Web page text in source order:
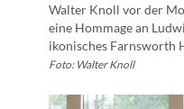
Walter Knoll vor der
eine Hommage an
ikonisches Farnsworth
Foto: Walter Knoll